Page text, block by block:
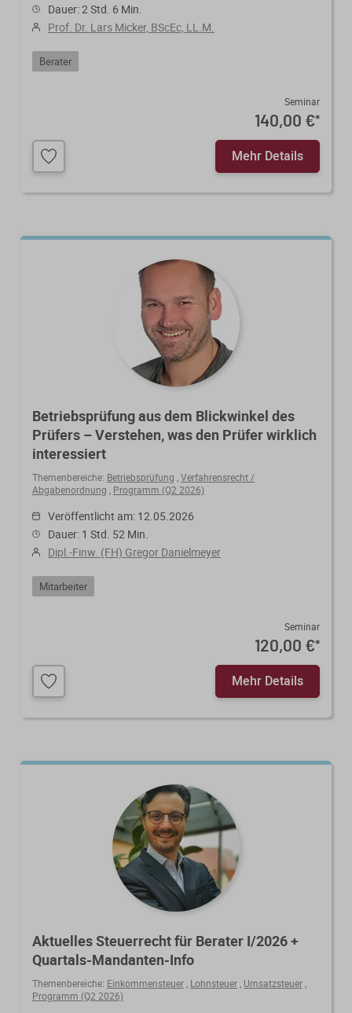
Dauer: 2 Std. 6 Min.
Prof. Dr. Lars Micker, BScEc, LL.M.
Berater
Seminar
140,00 €*
Mehr Details
Betriebsprüfung aus dem Blickwinkel des
Prüfers – Verstehen, was den Prüfer wirklich
interessiert
Themenbereiche: Betriebsprüfung Verfahrensrecht /
Abgabenordnung
Programm (Q2 2026)
Veröffentlicht am: 12.05.2026
Dauer: 1 Std. 52 Min.
Dipl.-Finw. (FH) Gregor Danielmeyer
Mitarbeiter
Seminar
120,00 €*
Mehr Details
Aktuelles Steuerrecht für Berater I/2026 +
Quartals-Mandanten-Info
Themenbereiche: Einkommensteuer Lohnsteuer Umsatzsteuer
Programm (Q2 2026)